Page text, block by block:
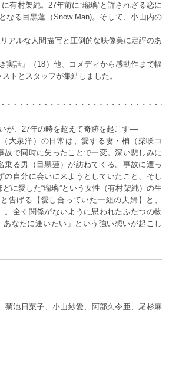
有村架純。27年前に”瑠璃”と許されざる恋に
なる目黒蓮（Snow Man)。そして、小山内の
アルな人間描写と圧倒的な映像美に定評のあ
実話』（18）他、コメディから感動作まで幅
トとスタッフが集結しました。
が、27年の時を超えて奇跡を起こす––
大泉洋）の日常は、愛する妻・梢（柴咲コ
故で同時に失ったことで一変。深い悲しみに
乗る男（目黒蓮）が訪ねてくる。事故に遭っ
の自分に会いに来ようとしていたこと、そし
に愛した“瑠璃”という女性（有村架純）の生
告げる【愛し合っていた一組の夫婦】と、
。全く関係がないように思われたふたつの物
なたに逢いたい」という強い想いが起こし
菊池日菜子、小山紗愛、阿部久令亜、尾杉麻